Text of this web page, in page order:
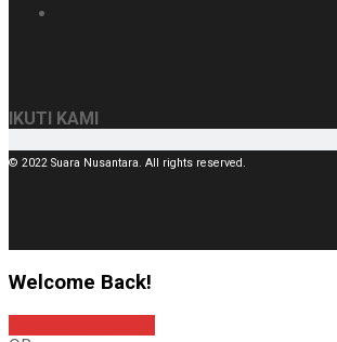
IKUTI KAMI
© 2022 Suara Nusantara. All rights reserved.
Welcome Back!